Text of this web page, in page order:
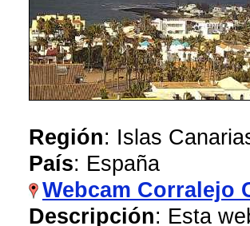
Región: Islas
País: España
Webcam Corralejo
Descripción: Esta